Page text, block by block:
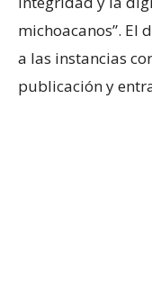
michoacanos”.
a las instancias
publicación y